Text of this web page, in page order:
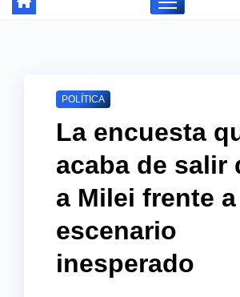
POLÍTICA
La encuesta
acaba de salir
a Milei frente
escenario
inesperado